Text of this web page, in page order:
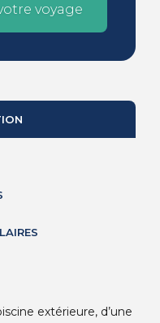
voyage
extérieure, d’une